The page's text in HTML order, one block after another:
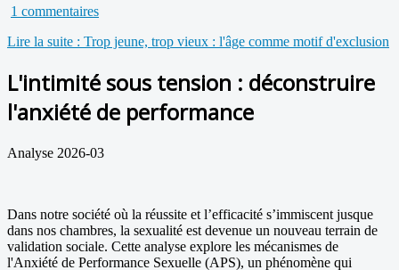
1 commentaires
Lire la suite : Trop jeune, trop vieux : l'âge comme motif d'exclusion
L'intimité sous tension : déconstruire
l'anxiété de performance
Analyse 2026-03
Dans notre société où la réussite et l’efficacité s’immiscent jusque
dans nos chambres, la sexualité est devenue un nouveau terrain de
validation sociale. Cette analyse explore les mécanismes de
l'Anxiété de Performance Sexuelle (APS), un phénomène qui